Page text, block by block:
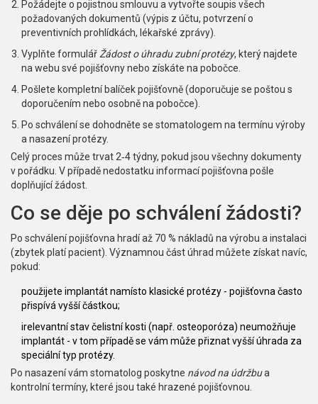
Požádejte o pojistnou smlouvu a vytvořte soupis všech
požadovaných dokumentů (výpis z účtu, potvrzení o
preventivních prohlídkách, lékařské zprávy).
Vyplňte formulářŽádost o úhradu zubní protézy, který najdete
na webu své pojišťovny nebo získáte na pobočce.
Pošlete kompletní balíček pojišťovně (doporučuje se poštou s
doporučením nebo osobně na pobočce).
Po schválení se dohodněte se stomatologem na termínu výroby
a nasazení protézy.
Celý proces může trvat 2‑4 týdny, pokud jsou všechny dokumenty
v pořádku. V případě nedostatku informací pojišťovna pošle
doplňující žádost.
Co se děje po schválení žádosti?
Po schválení pojišťovna hradí až 70 % nákladů na výrobu a instalaci
(zbytek platí pacient). Významnou část úhrad můžete získat navíc,
pokud:
použijete implantátnamísto klasické protézy - pojišťovna často
přispívá vyšší částkou;
irelevantní stav čelistní kosti (např. osteoporóza) neumožňuje
implantát - v tom případě se vám může přiznat vyšší úhrada za
speciální typ protézy.
Po nasazení vám stomatolog poskytne návod na údržbua
kontrolní termíny, které jsou také hrazené pojišťovnou.